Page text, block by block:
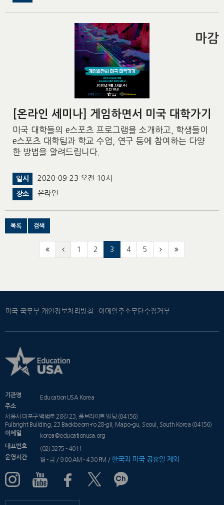
[온라인 세미나] 게임하면서 미국 대학가기
미국 대학들의 e스포츠 프로그램을 소개하고, 학생들이
e스포츠 대학팀과 학교 수업, 연구 등에 참여하는 다양
한 방법을 알려드립니다.
일시 2020-09-23 오전 10시
장소 온라인
마감
목록 검색
1 2 3 4 5
미국 국무부 개인정보처리방침 이메일주소무단수집거부
기관명
EducationUSA Korea
주소
서울시 마포구 백범로 28길 23, 풀브라이트 빌딩 (04156)
Fulbright Building, 23 Baekbeom-ro 28-gil, Mapo-gu, Seoul, South Korea (04156)
이메일
korea@educationusa.org
대표번호
(02) 3275 - 4011
운영시간
월 - 금 / 9:00 AM - 4:30 PM / 한국과 미국 공휴일 제외